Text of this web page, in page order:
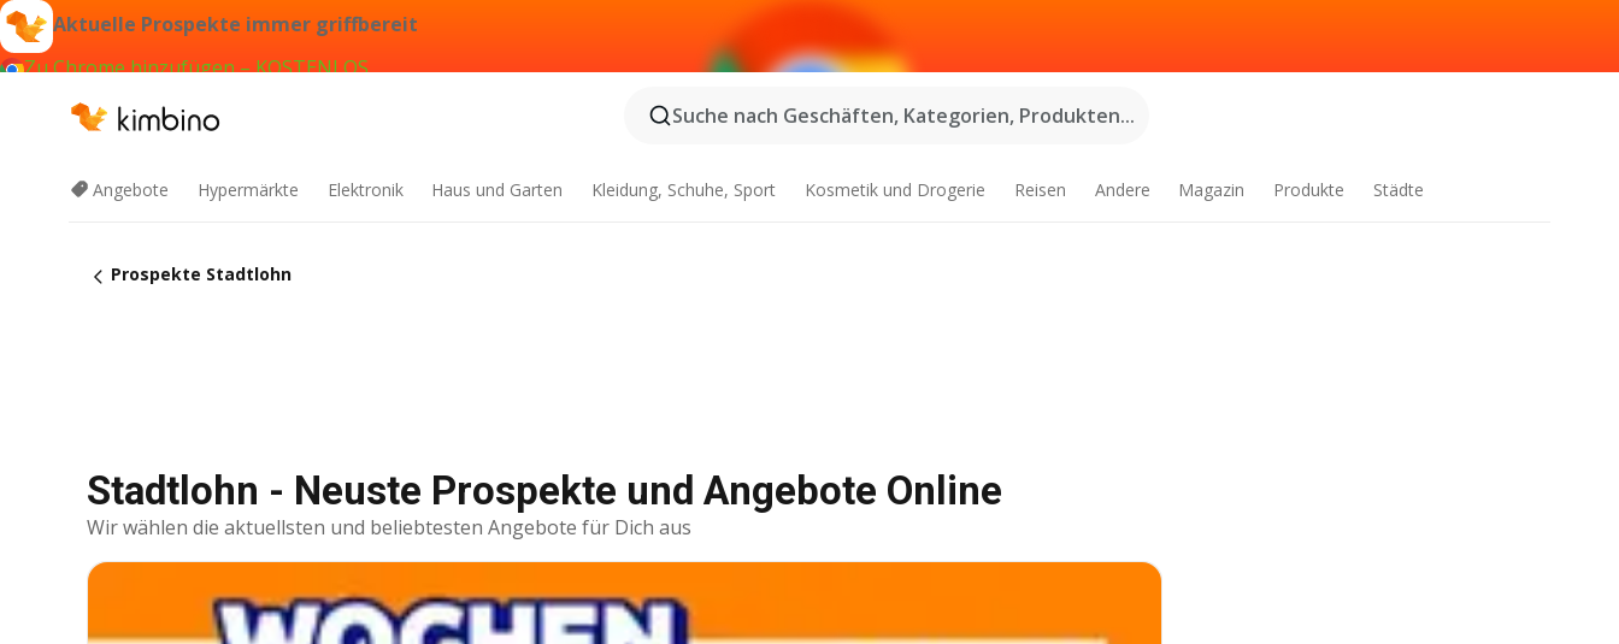
Aktuelle Prospekte immer griffbereit
Zu Chrome hinzufügen – KOSTENLOS
Suche nach Geschäften, Kategorien, Produkten...
Angebote Hypermärkte Elektronik Haus und Garten Kleidung, Schuhe, Sport Kosmetik und Drogerie Reisen Andere Magazin Produkte Städte
Prospekte Stadtlohn
Stadtlohn - Neuste Prospekte und Angebote Online
Wir wählen die aktuellsten und beliebtesten Angebote für Dich aus